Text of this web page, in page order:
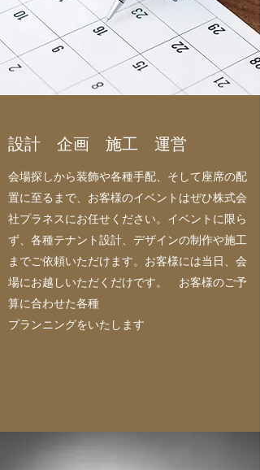
​設計 企画 施工 運営
会場探しから装飾や各種手配、そして座席の配
置に至るまで、お客様のイベントはぜひ株式会
社プラネスにお任せください。イベントに限ら
ず、各種テナント設計、デザインの制作や施工
までご依頼いただけます。お客様には当日、会
場にお越しいただくだけです。 お客様のご予
算に合わせた各種
プランニングをいたします